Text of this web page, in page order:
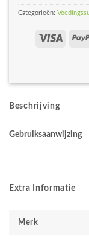
Categorieën:
Beschrijving
Gebruiksaanwijzing
Extra Informatie
Merk